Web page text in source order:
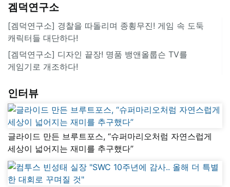
겜덕연구소
[겜덕연구소] 경찰을 따돌리며 종횡무진! 게임 속 도둑
캐릭터들 대단하다!
[겜덕연구소] 디자인 끝장! 명품 뱅앤올룹슨 TV를
게임기로 개조하다!
인터뷰
글라이드 만든 브루트포스, “슈퍼마리오처럼 자연스럽게
세상이 넓어지는 재미를 추구했다”